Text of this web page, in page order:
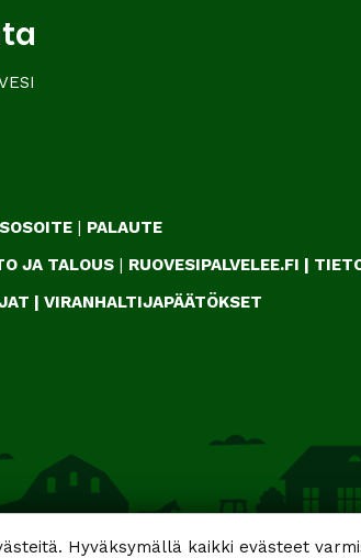
Hyväksymällä kaikki evästeet
| PALAUTE
JA TALOUS | RUOVESIPALVELEE.FI |
| VIRANHALTIJAPÄÄTÖKSET